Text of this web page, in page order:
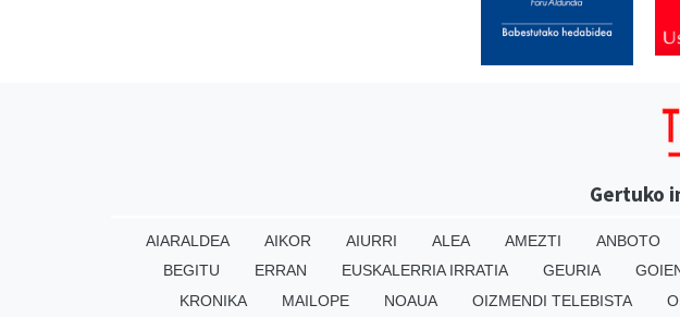
Gertuko
AIARALDEA AIKOR AIURRI ALEA AMEZTI ANBOTO
BEGITU
ERRAN EUSKALERRIA IRRATIA GEURIA
KRONIKA
MAILOPE NOAUA OIZMENDI TELEBISTA